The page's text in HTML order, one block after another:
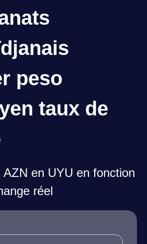
peso
taux de
AZN en UYU en fonction
réel